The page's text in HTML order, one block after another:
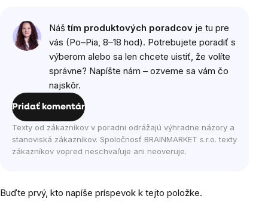
Náštím produktových poradcov je tu pre
vás (Po–Pia, 8–18 hod). Potrebujete poradiť s
výberom alebo sa len chcete uistiť, že volíte
správne? Napíšte nám – ozveme sa vám čo
najskôr.
Pridať komentár
Texty od zákazníkov v poradni odrážajú výhradne názory a
stanoviská zákazníkov. Spoločnosť BRAINMARKET s.r.o. texty
zákazníkov vopred neschvaľuje ani neoveruje.
Buďte prvý, kto napíše príspevok k tejto položke.